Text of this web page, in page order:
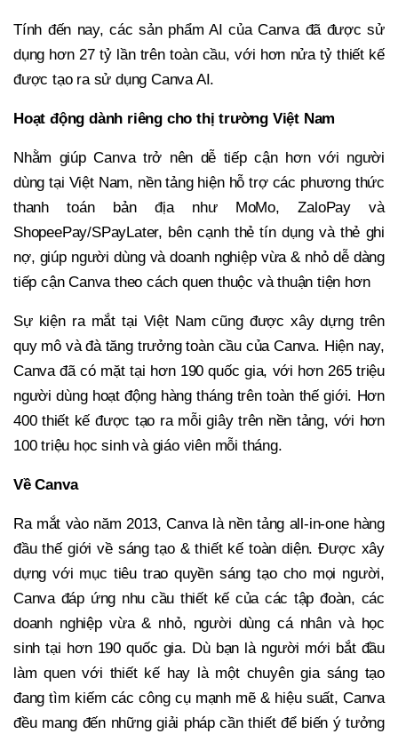
Tính đến nay, các sản phẩm AI của Canva đã được sử
dụng hơn 27 tỷ lần trên toàn cầu, với hơn nửa tỷ thiết kế
được tạo ra sử dụng Canva AI.
Hoạt động dành riêng cho thị trường Việt Nam
Nhằm giúp Canva trở nên dễ tiếp cận hơn với người
dùng tại Việt Nam, nền tảng hiện hỗ trợ các phương thức
thanh toán bản địa như MoMo, ZaloPay và
ShopeePay/SPayLater, bên cạnh thẻ tín dụng và thẻ ghi
nợ, giúp người dùng và doanh nghiệp vừa & nhỏ dễ dàng
tiếp cận Canva theo cách quen thuộc và thuận tiện hơn
Sự kiện ra mắt tại Việt Nam cũng được xây dựng trên
quy mô và đà tăng trưởng toàn cầu của Canva. Hiện nay,
Canva đã có mặt tại hơn 190 quốc gia, với hơn 265 triệu
người dùng hoạt động hàng tháng trên toàn thế giới. Hơn
400 thiết kế được tạo ra mỗi giây trên nền tảng, với hơn
100 triệu học sinh và giáo viên mỗi tháng.
Về Canva
Ra mắt vào năm 2013, Canva là nền tảng all-in-one hàng
đầu thế giới về sáng tạo & thiết kế toàn diện. Được xây
dựng với mục tiêu trao quyền sáng tạo cho mọi người,
Canva đáp ứng nhu cầu thiết kế của các tập đoàn, các
doanh nghiệp vừa & nhỏ, người dùng cá nhân và học
sinh tại hơn 190 quốc gia. Dù bạn là người mới bắt đầu
làm quen với thiết kế hay là một chuyên gia sáng tạo
đang tìm kiếm các công cụ mạnh mẽ & hiệu suất, Canva
đều mang đến những giải pháp cần thiết để biến ý tưởng